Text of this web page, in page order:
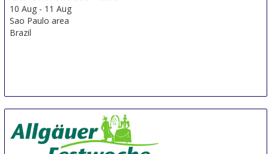
10 Aug - 11 Aug
Sao Paulo area
Brazil